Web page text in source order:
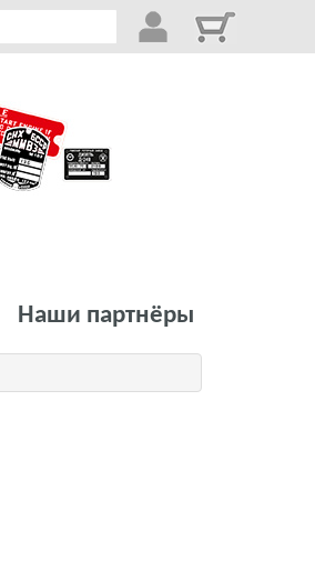
Наши партнёры